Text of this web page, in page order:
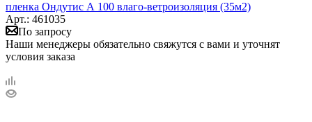
пленка Ондутис А 100 влаго-ветроизоляция (35м2)
Арт.: 461035
По запросу
Наши менеджеры обязательно свяжутся с вами и уточнят
условия заказа